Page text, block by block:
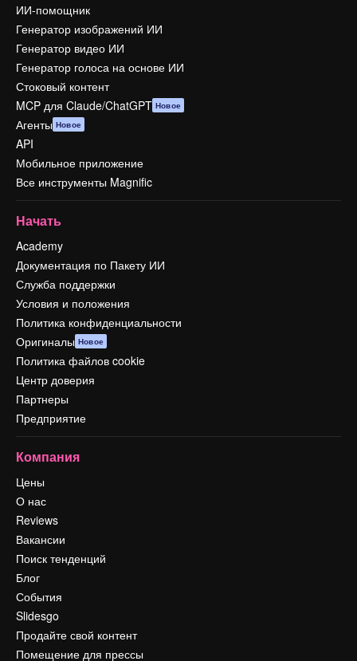
ИИ-помощник
Генератор изображений ИИ
Генератор видео ИИ
Генератор голоса на основе ИИ
Стоковый контент
MCP для Claude/ChatGPT Новое
Агенты Новое
API
Мобильное приложение
Все инструменты Magnific
Начать
Academy
Документация по Пакету ИИ
Служба поддержки
Условия и положения
Политика конфиденциальности
Оригиналы Новое
Политика файлов cookie
Центр доверия
Партнеры
Предприятие
Компания
Цены
О нас
Reviews
Вакансии
Поиск тенденций
Блог
События
Slidesgo
Продайте свой контент
Помещение для прессы